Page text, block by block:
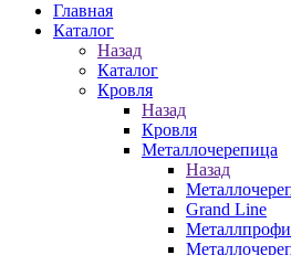
Главная
Каталог
Назад
Каталог
Кровля
Назад
Кровля
Металлочерепица
Назад
Grand Line